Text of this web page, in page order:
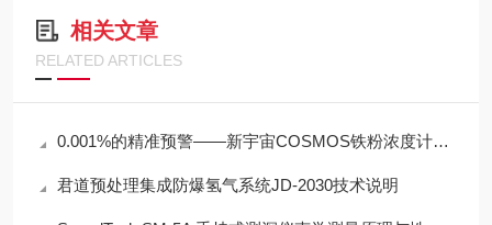
相关文章
RELATED ARTICLES
0.001%的精准预警——新宇宙COSMOS铁粉浓度计SDM-72守护齿轮箱健康
君道预处理集成防爆氢气系统JD-2030技术说明